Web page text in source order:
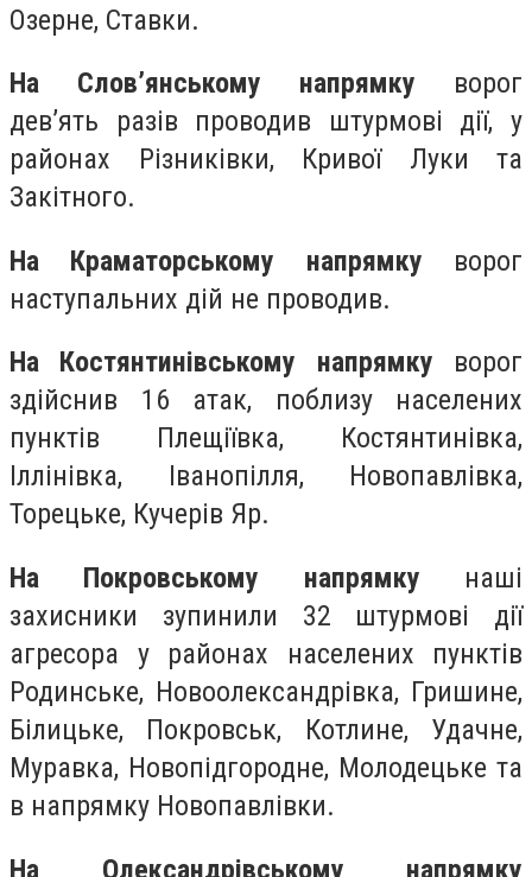
Озерне, Ставки.
На Слов’янському напрямку ворог
дев’ять разів проводив штурмові дії, у
районах Різниківки, Кривої Луки та
Закітного.
На Краматорському напрямку ворог
наступальних дій не проводив.
На Костянтинівському напрямку ворог
здійснив 16 атак, поблизу населених
пунктів Плещіївка, Костянтинівка,
Іллінівка, Іванопілля, Новопавлівка,
Торецьке, Кучерів Яр.
На Покровському напрямку наші
захисники зупинили 32 штурмові дії
агресора у районах населених пунктів
Родинське, Новоолександрівка, Гришине,
Білицьке, Покровськ, Котлине, Удачне,
Муравка, Новопідгородне, Молодецьке та
в напрямку Новопавлівки.
На Олександрівському напрямку